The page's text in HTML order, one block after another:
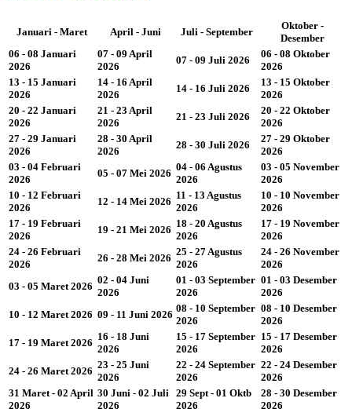
Januari - Maret April - Juni Juli - September
Oktober -
Desember
06 - 08 Januari
2026
07 - 09 April
2026
07 - 09 Juli 2026
06 - 08 Oktober
2026
13 - 15 Januari
2026
14 - 16 April
2026
14 - 16 Juli 2026
13 - 15 Oktober
2026
20 - 22 Januari
2026
21 - 23 April
2026
21 - 23 Juli 2026
20 - 22 Oktober
2026
27 - 29 Januari
2026
28 - 30 April
2026
28 - 30 Juli 2026
27 - 29 Oktober
2026
03 - 04 Februari
2026
05 - 07 Mei 2026
04 - 06 Agustus
2026
03 - 05 November
2026
10 - 12 Februari
2026
12 - 14 Mei 2026
11 - 13 Agustus
2026
10 - 10 November
2026
17 - 19 Februari
2026
19 - 21 Mei 2026
18 - 20 Agustus
2026
17 - 19 November
2026
24 - 26 Februari
2026
26 - 28 Mei 2026
25 - 27 Agustus
2026
24 - 26 November
2026
03 - 05 Maret 2026
02 - 04 Juni
2026
01 - 03 September
2026
01 - 03 Desember
2026
10 - 12 Maret 2026 09 - 11 Juni 2026
08 - 10 September
2026
08 - 10 Desember
2026
17 - 19 Maret 2026
16 - 18 Juni
2026
15 - 17 September
2026
15 - 17 Desember
2026
24 - 26 Maret 2026
23 - 25 Juni
2026
22 - 24 September
2026
22 - 24 Desember
2026
31 Maret - 02 April
2026
30 Juni - 02 Juli
2026
29 Sept - 01 Oktb
2026
28 - 30 Desember
2026